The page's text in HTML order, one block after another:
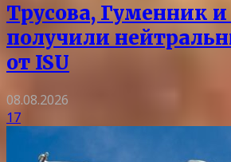
Трусова, Гуменник
получили
от ISU
08.08.2026
17